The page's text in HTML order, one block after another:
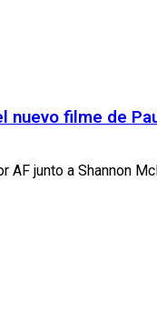
nuevo filme de
junto a Shannon